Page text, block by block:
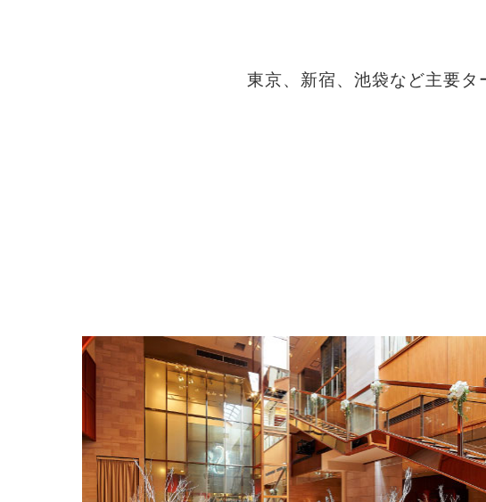
東京、新宿、池袋など主要タ